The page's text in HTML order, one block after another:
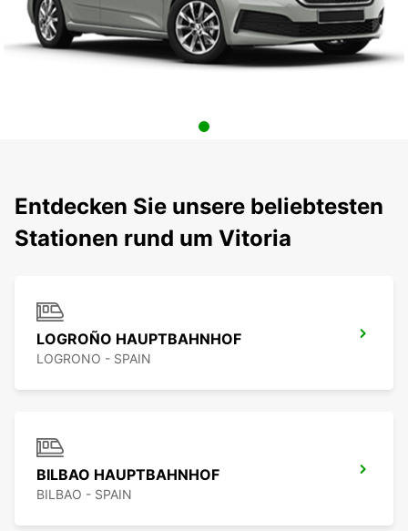
Entdecken Sie unsere beliebtesten
Stationen rund um Vitoria
LOGROÑO HAUPTBAHNHOF
LOGRONO - SPAIN
BILBAO HAUPTBAHNHOF
BILBAO - SPAIN